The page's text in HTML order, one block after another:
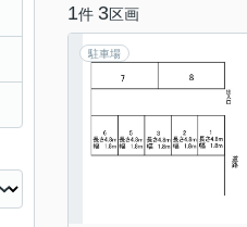
1件 3区画
駐車場